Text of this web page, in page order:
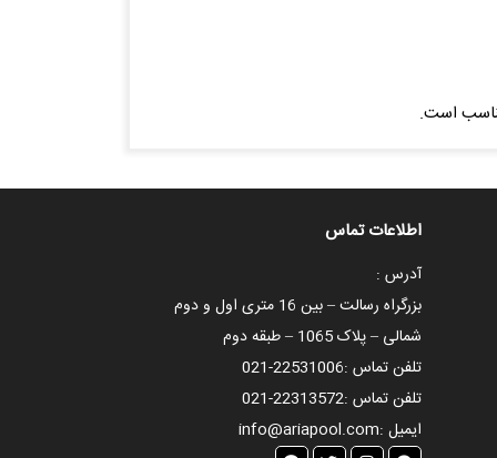
است.
اطلاعات تماس
آدرس :
بزرگراه رسالت – بین 16 متری اول و دوم
شمالی – پلاک 1065 – طبقه دوم
تلفن تماس :021-22531006
تلفن تماس :021-22313572
ایمیل :info@ariapool.com